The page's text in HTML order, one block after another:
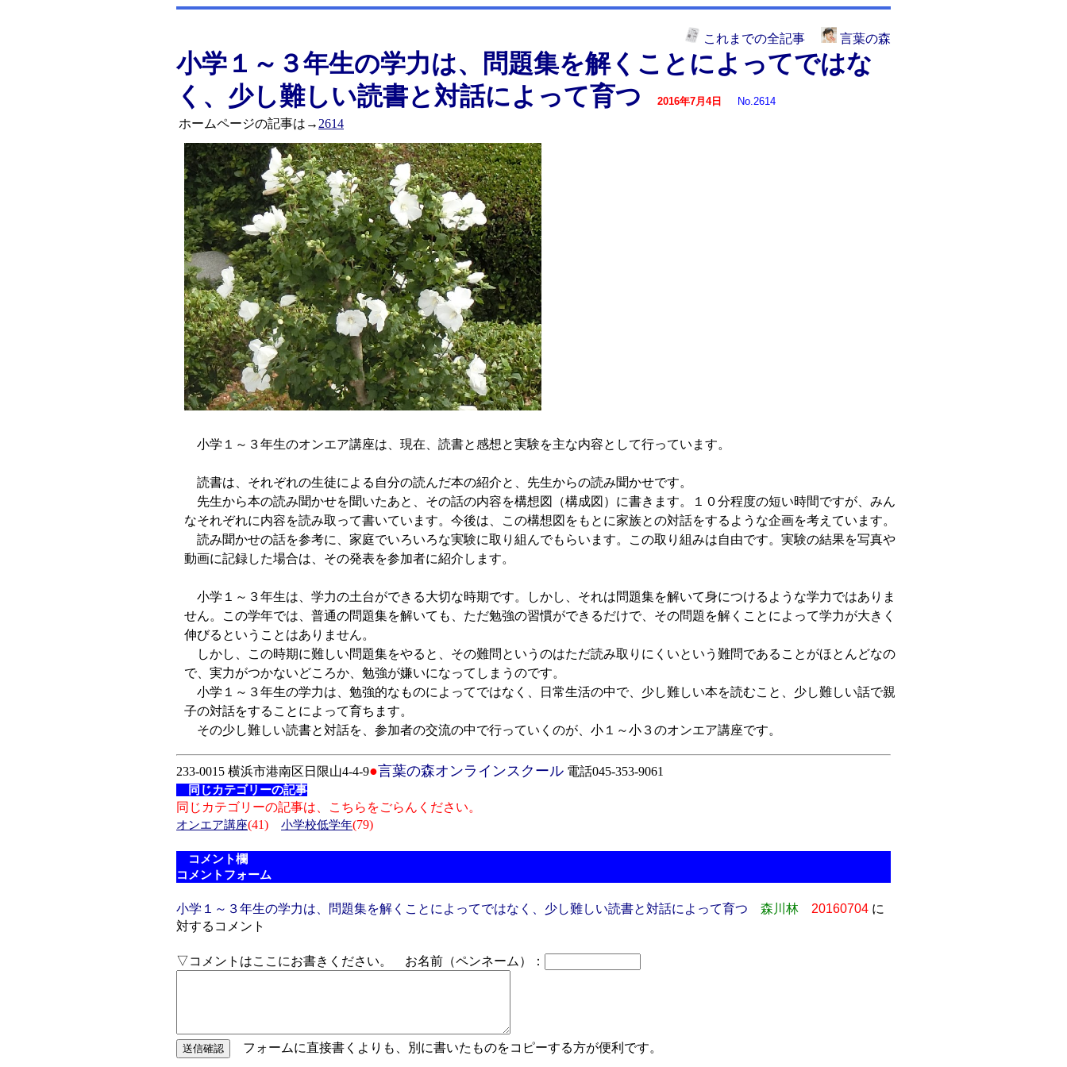
これまでの全記事 言葉の森
小学１～３年生の学力は、問題集を解くことによってではな
く、少し難しい読書と対話によって育つ
2016年7月4日 No.2614
ホームページの記事は→ 2614
小学１～３年生のオンエア講座は、現在、読書と感想と実験を主な内容として行っています。
読書は、それぞれの生徒による自分の読んだ本の紹介と、先生からの読み聞かせです。
先生から本の読み聞かせを聞いたあと、その話の内容を構想図（構成図）に書きます。１０分程度の短い時間ですが、みん
なそれぞれに内容を読み取って書いています。今後は、この構想図をもとに家族との対話をするような企画を考えています。
読み聞かせの話を参考に、家庭でいろいろな実験に取り組んでもらいます。この取り組みは自由です。実験の結果を写真や
動画に記録した場合は、その発表を参加者に紹介します。
小学１～３年生は、学力の土台ができる大切な時期です。しかし、それは問題集を解いて身につけるような学力ではありま
せん。この学年では、普通の問題集を解いても、ただ勉強の習慣ができるだけで、その問題を解くことによって学力が大きく
伸びるということはありません。
しかし、この時期に難しい問題集をやると、その難問というのはただ読み取りにくいという難問であることがほとんどなの
で、実力がつかないどころか、勉強が嫌いになってしまうのです。
小学１～３年生の学力は、勉強的なものによってではなく、日常生活の中で、少し難しい本を読むこと、少し難しい話で親
子の対話をすることによって育ちます。
その少し難しい読書と対話を、参加者の交流の中で行っていくのが、小１～小３のオンエア講座です。
233-0015 横浜市港南区日限山4-4-9●言葉の森オンラインスクール 電話045-353-9061
同じカテゴリーの記事
同じカテゴリーの記事は、こちらをごらんください。
オンエア講座(41) 小学校低学年(79)
コメント欄
コメントフォーム
小学１～３年生の学力は、問題集を解くことによってではなく、少し難しい読書と対話によって育つ 森川林 20160704 に
対するコメント
▽コメントはここにお書きください。 お名前（ペンネーム）：
フォームに直接書くよりも、別に書いたものをコピーする方が便利です。